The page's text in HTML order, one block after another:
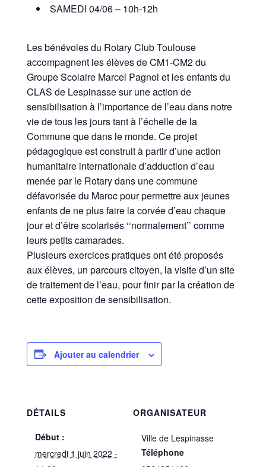
SAMEDI 04/06 – 10h-12h
Les bénévoles du Rotary Club Toulouse
accompagnent les élèves de CM1-CM2 du
Groupe Scolaire Marcel Pagnol et les enfants du
CLAS de Lespinasse sur une action de
sensibilisation à l’importance de l’eau dans notre
vie de tous les jours tant à l’échelle de la
Commune que dans le monde. Ce projet
pédagogique est construit à partir d’une action
humanitaire internationale d’adduction d’eau
menée par le Rotary dans une commune
défavorisée du Maroc pour permettre aux jeunes
enfants de ne plus faire la corvée d’eau chaque
jour et d’être scolarisés ‘‘normalement’’ comme
leurs petits camarades.
Plusieurs exercices pratiques ont été proposés
aux élèves, un parcours citoyen, la visite d’un site
de traitement de l’eau, pour finir par la création de
cette exposition de sensibilisation.
Ajouter au calendrier
DÉTAILS
Début :
mercredi 1 juin 2022 -
ORGANISATEUR
Ville de Lespinasse
Téléphone